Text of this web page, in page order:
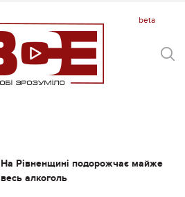
На Рівненщині подорожчає майже
весь алкоголь